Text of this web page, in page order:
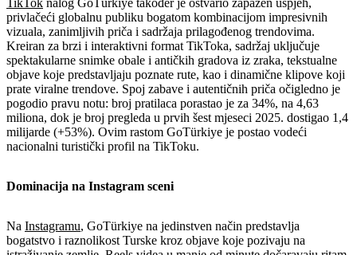
TikTok nalog GoTürkiye također je ostvario zapažen uspjeh,
privlačeći globalnu publiku bogatom kombinacijom impresivnih
vizuala, zanimljivih priča i sadržaja prilagođenog trendovima.
Kreiran za brzi i interaktivni format TikToka, sadržaj uključuje
spektakularne snimke obale i antičkih gradova iz zraka, tekstualne
objave koje predstavljaju poznate rute, kao i dinamične klipove koji
prate viralne trendove. Spoj zabave i autentičnih priča očigledno je
pogodio pravu notu: broj pratilaca porastao je za 34%, na 4,63
miliona, dok je broj pregleda u prvih šest mjeseci 2025. dostigao 1,4
milijarde (+53%). Ovim rastom GoTürkiye je postao vodeći
nacionalni turistički profil na TikToku.
Dominacija na Instagram sceni
Na Instagramu, GoTürkiye na jedinstven način predstavlja
bogatstvo i raznolikost Turske kroz objave koje pozivaju na